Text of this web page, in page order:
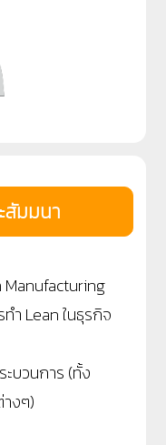
สัมมนา
Manufacturing
ำ Lean ในธุรกิจ
บวนการ (ทั้ง
งๆ)